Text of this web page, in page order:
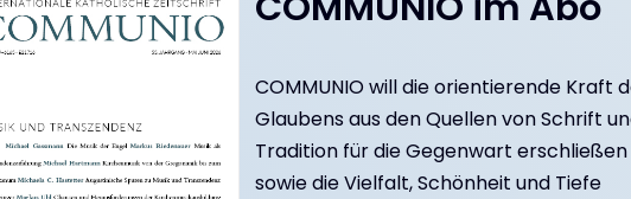
COMMUNIO will die orientierende Kraft
Glaubens aus den Quellen von Schrift
Tradition für die Gegenwart erschließen
sowie die Vielfalt, Schönheit und Tiefe